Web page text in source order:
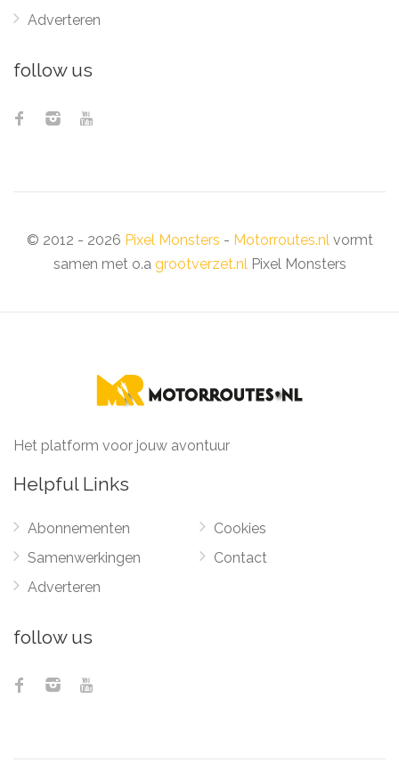
Adverteren
follow us
© 2012 - 2026 Pixel Monsters - Motorroutes.nlvormt
samen met o.a grootverzet.nlPixel Monsters
Het platform voor jouw avontuur
Helpful Links
Abonnementen
Samenwerkingen
Adverteren
Cookies
Contact
follow us